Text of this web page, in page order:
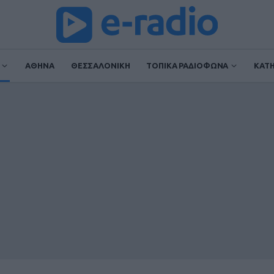
ΑΘΗΝΑ ΘΕΣΣΑΛΟΝΙΚΗ ΤΟΠΙΚΑ ΡΑΔΙΟΦΩΝΑ